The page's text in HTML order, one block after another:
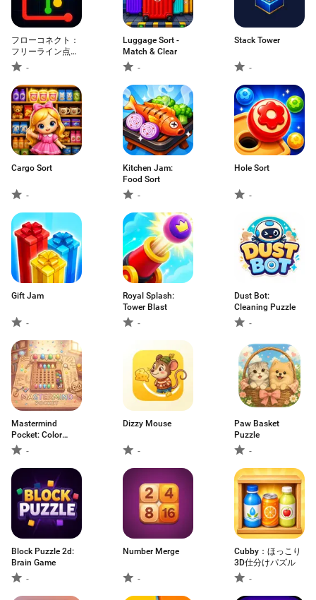
フローコネクト：
フリーライン点つ
なぎ -
Luggage Sort -
Match & Clear
-
Stack Tower
-
Cargo Sort
-
Kitchen Jam:
Food Sort
-
Hole Sort
-
Gift Jam
-
Royal Splash:
Tower Blast
-
Dust Bot:
Cleaning Puzzle
-
Mastermind
Pocket: Color
Match
-
Dizzy Mouse
-
Paw Basket
Puzzle
-
Block Puzzle 2d:
Brain Game
-
Number Merge
-
Cubby：ほっこり
3D仕分けパズル
-